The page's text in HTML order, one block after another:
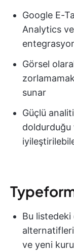
Google E-
Analytics
Görsel
sunar
Güçlü
doldurduğu
Typeform
Bu listedeki
ve yeni